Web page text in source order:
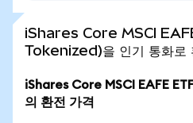
iShares Core MSCI
Tokenized)을 인기 통화로
iShares Core MSCI EAFE
의 환전 가격